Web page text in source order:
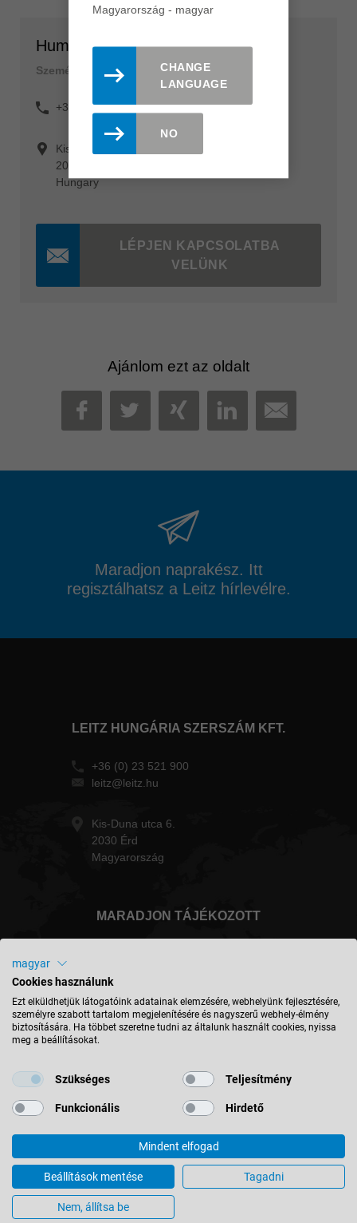
Humán erőforrás menedzsment
Személyzeti osztály
+36 (0) 23 521 900
Kis-Duna u. 6.
2030 Érd
Hungary
LÉPJEN KAPCSOLATBA
VELÜNK
Ajánlom ezt az oldalt
FACEBOOK
TWITTER
XINGLINKEDIN
MAIL
Maradjon naprakész. Itt
regisztálhatsz a Leitz hírlevélre.
LEITZ HUNGÁRIA SZERSZÁM KFT.
+36 (0) 23 521 900
leitz@leitz.hu
Kis-Duna utca 6.
2030 Érd
Magyarország
MARADJON TÁJÉKOZOTT
Magyarország - magyar
© 2026 Leitz GmbH & Co. KG
Impresszum
Kapcsolat Adatvédelem
ÁSZF
Cookie-beállítások
Magyarország - magyar
CHANGE
LANGUAGE
NO
magyar
Cookies használunk
Ezt elküldhetjük látogatóink adatainak elemzésére, webhelyünk fejlesztésére,
személyre szabott tartalom megjelenítésére és nagyszerű webhely-élmény
biztosítására. Ha többet szeretne tudni az általunk használt cookies, nyissa
meg a beállításokat.
Szükséges Teljesítmény
Funkcionális Hirdető
Mindent elfogad
Beállítások mentése Tagadni
Nem, állítsa be